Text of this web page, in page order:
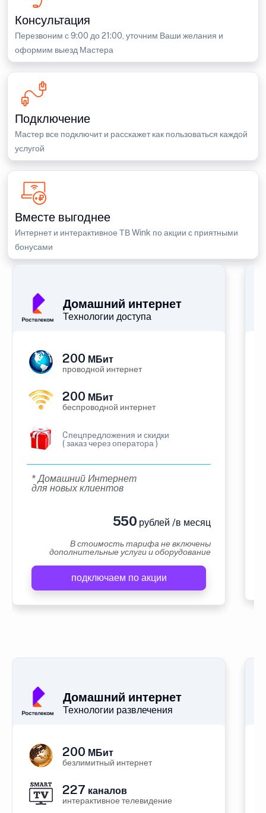
Консультация
Перезвоним с 9:00 до 21:00, уточним Ваши желания и
оформим выезд Мастера
Подключение
Мастер все подключит и расскажет как пользоваться каждой
услугой
Вместе выгоднее
Интернет и интерактивное ТВ Wink по акции с приятными
бонусами
Домашний интернет
Технологии доступа
200 МБит
проводной интернет
200 МБит
беспроводной интернет
Cпецпредложения и скидки
( заказ через оператора )
* Домашний Интернет
для новых клиентов
550 рублей /в месяц
В стоимость тарифа не включены
дополнительные услуги и оборудование
подключаем по акции
Домашний интернет
Технологии развлечения
200 МБит
безлимитный интернет
227 каналов
интерактивное телевидение